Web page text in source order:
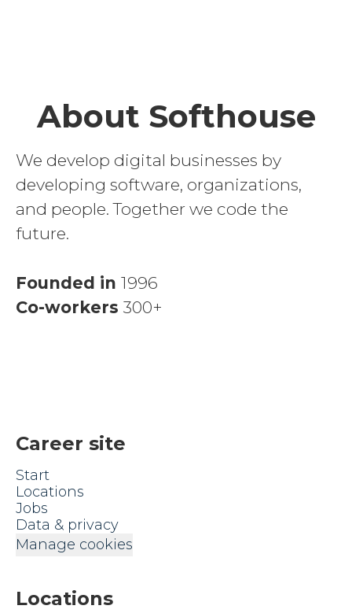
About Softhouse
We develop digital businesses by
developing software, organizations,
and people. Together we code the
future.
Founded in 1996
Co-workers 300+
Career site
Start
Locations
Jobs
Data & privacy
Manage cookies
Locations